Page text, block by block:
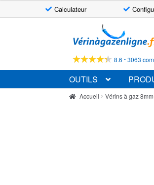
Calculateur
à
la
navigation
au
contenu
8.6 -3063
OUTILS
Accueil Vérins à gaz